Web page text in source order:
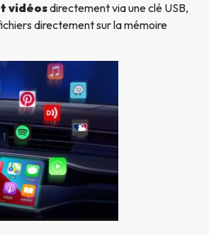
vidéosdirectement via une clé USB,
directement sur la mémoire